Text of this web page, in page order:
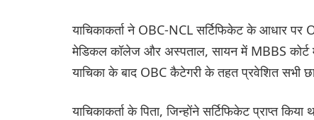
याचिकाकर्ता ने OBC-NCL सर्टिफिकेट के आधार
मेडिकल कॉलेज और अस्पताल, सायन में MBBS कोर्ट
याचिका के बाद OBC कैटेगरी के तहत प्रवेशित सभी
याचिकाकर्ता के पिता, जिन्होंने सर्टिफिकेट प्राप्त